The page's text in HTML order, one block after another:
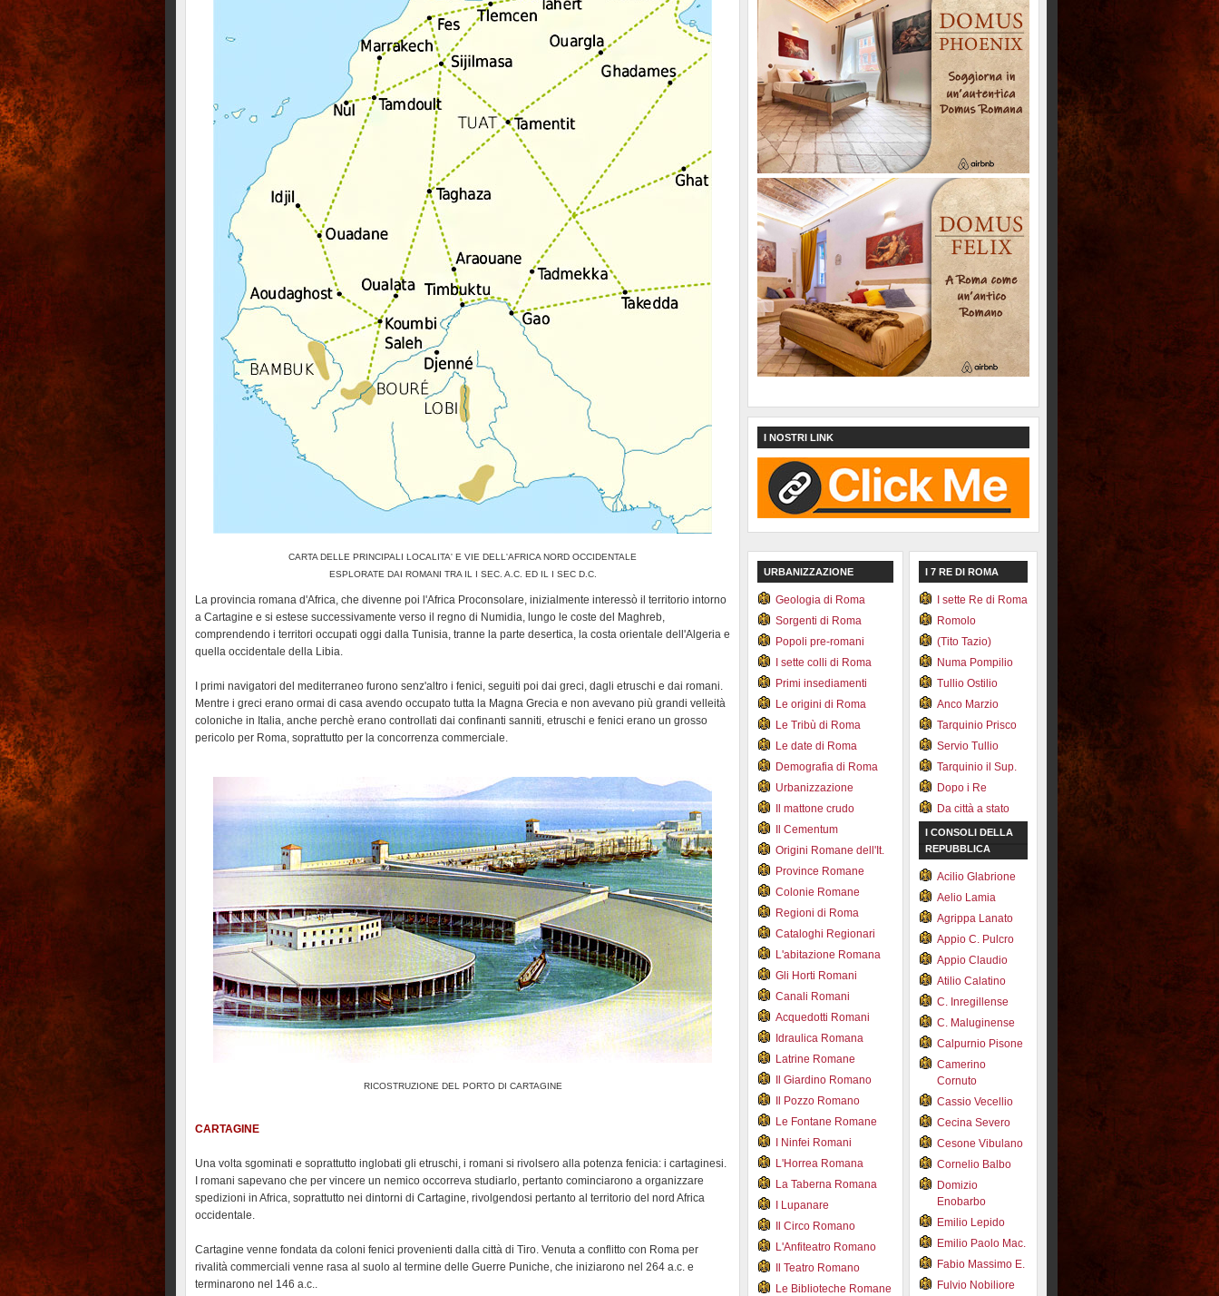
CARTA DELLE PRINCIPALI LOCALITA' E VIE DELL'AFRICA NORD OCCIDENTALE
ESPLORATE DAI ROMANI TRA IL I SEC. A.C. ED IL I SEC D.C.
La provincia romana d'Africa, che divenne poi l'Africa Proconsolare, inizialmente interessò il territorio intorno
a Cartagine e si estese successivamente verso il regno di Numidia, lungo le coste del Maghreb,
comprendendo i territori occupati oggi dalla Tunisia, tranne la parte desertica, la costa orientale dell'Algeria e
quella occidentale della Libia.
I primi navigatori del mediterraneo furono senz'altro i fenici, seguiti poi dai greci, dagli etruschi e dai romani.
Mentre i greci erano ormai di casa avendo occupato tutta la Magna Grecia e non avevano più grandi velleità
coloniche in Italia, anche perchè erano controllati dai confinanti sanniti, etruschi e fenici erano un grosso
pericolo per Roma, soprattutto per la concorrenza commerciale.
RICOSTRUZIONE DEL PORTO DI CARTAGINE
CARTAGINE
Una volta sgominati e soprattutto inglobati gli etruschi, i romani si rivolsero alla potenza fenicia: i cartaginesi.
I romani sapevano che per vincere un nemico occorreva studiarlo, pertanto cominciarono a organizzare
spedizioni in Africa, soprattutto nei dintorni di Cartagine, rivolgendosi pertanto al territorio del nord Africa
occidentale.
Cartagine venne fondata da coloni fenici provenienti dalla città di Tiro. Venuta a conflitto con Roma per
rivalità commerciali venne rasa al suolo al termine delle Guerre Puniche, che iniziarono nel 264 a.c. e
terminarono nel 146 a.c..
I NOSTRI LINK
URBANIZZAZIONE
Geologia di Roma
Sorgenti di Roma
Popoli pre-romani
I sette colli di Roma
Primi insediamenti
Le origini di Roma
Le Tribù di Roma
Le date di Roma
Demografia di Roma
Urbanizzazione
Il mattone crudo
Il Cementum
Origini Romane dell'It.
Province Romane
Colonie Romane
Regioni di Roma
Cataloghi Regionari
L'abitazione Romana
Gli Horti Romani
Canali Romani
Acquedotti Romani
Idraulica Romana
Latrine Romane
Il Giardino Romano
Il Pozzo Romano
Le Fontane Romane
I Ninfei Romani
L'Horrea Romana
La Taberna Romana
I Lupanare
Il Circo Romano
L'Anfiteatro Romano
Il Teatro Romano
Le Biblioteche Romane
I 7 RE DI ROMA
I sette Re di Roma
Romolo
(Tito Tazio)
Numa Pompilio
Tullio Ostilio
Anco Marzio
Tarquinio Prisco
Servio Tullio
Tarquinio il Sup.
Dopo i Re
Da città a stato
I CONSOLI DELLA
REPUBBLICA
Acilio Glabrione
Aelio Lamia
Agrippa Lanato
Appio C. Pulcro
Appio Claudio
Atilio Calatino
C. Inregillense
C. Maluginense
Calpurnio Pisone
Camerino
Cornuto
Cassio Vecellio
Cecina Severo
Cesone Vibulano
Cornelio Balbo
Domizio
Enobarbo
Emilio Lepido
Emilio Paolo Mac.
Fabio Massimo E.
Fulvio Nobiliore